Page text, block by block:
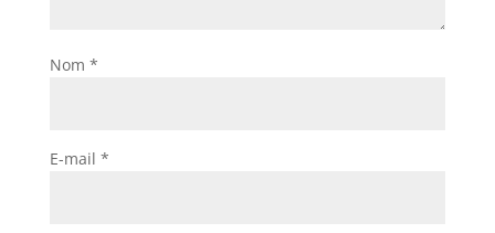
Nom *
E-mail *